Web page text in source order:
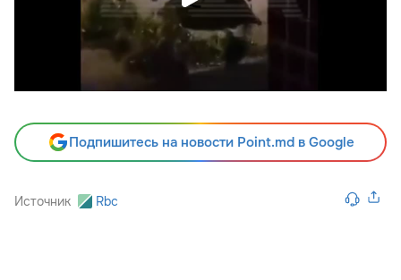
Подпишитесь на новости Point.md в Google
Источник Rbc